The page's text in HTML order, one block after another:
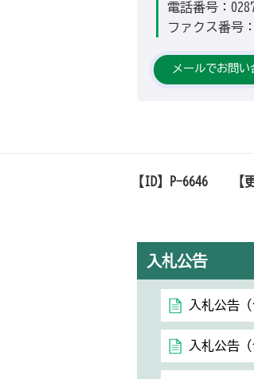
電話番号：
ファクス番号
メールでお問い
【ID】 P-6646 【
入札公告
入札公告
入札公告